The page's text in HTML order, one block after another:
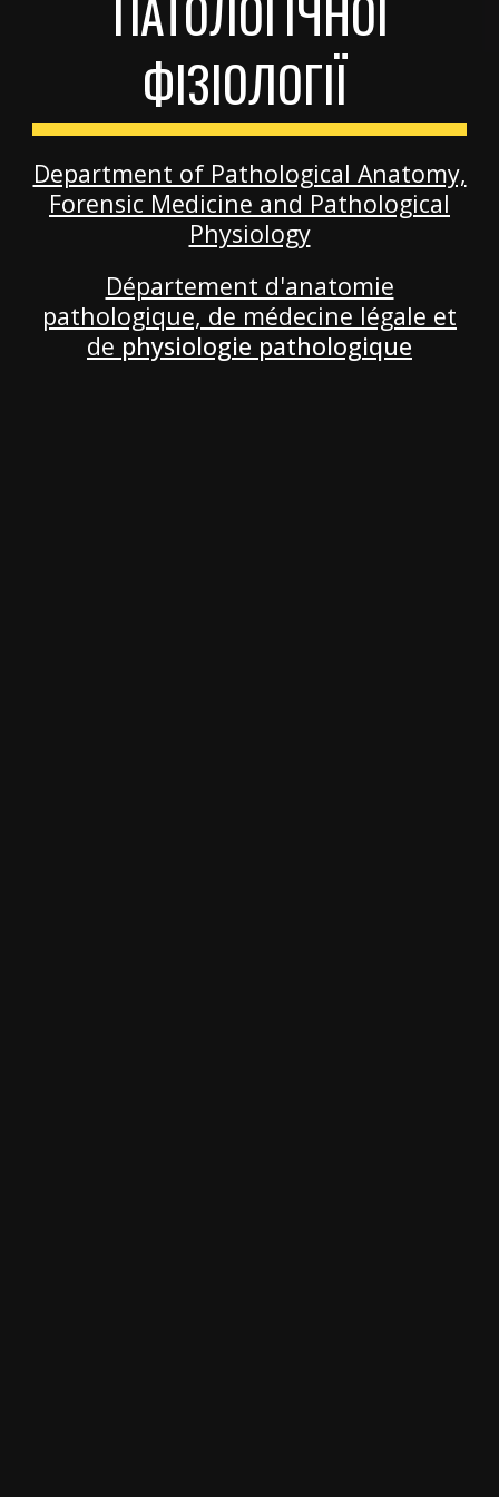
ФІЗІОЛОГІЇ
Department of Pathological Anatomy,
Forensic Medicine and Pathological
Physiology
Département d'anatomie
pathologique, de médecine légale et
de physiologie pathologique